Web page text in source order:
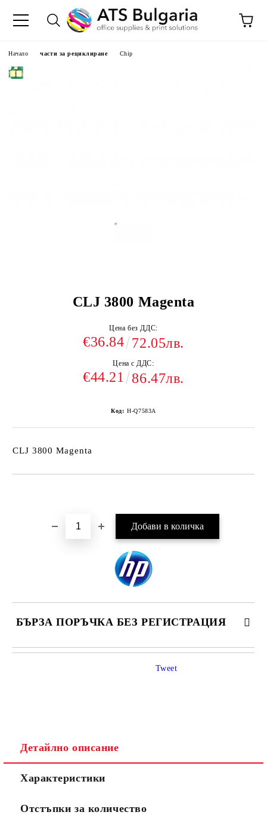
Начало части за рециклиране Chip
CLJ 3800 Magenta
Цена без ДДС:
€36.84 72.05лв.
Цена с ДДС:
€44.21 86.47лв.
Код: H-Q7583A
CLJ 3800 Magenta
БЪРЗА ПОРЪЧКА БЕЗ РЕГИСТРАЦИЯ
САМО ПОПЪЛНЕТЕ 4 ПОЛЕТА
Tweet
Детайлно описание
Характеристики
Отстъпки за количество